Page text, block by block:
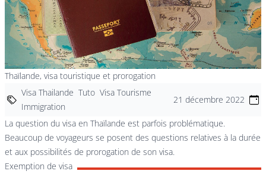
Thaïlande, visa touristique et prorogation
Visa Thailande Tuto Visa Tourisme
Immigration
21 décembre 2022
La question du visa en Thaïlande est parfois problématique.
Beaucoup de voyageurs se posent des questions relatives à la durée
et aux possibilités de prorogation de son visa.
Exemption de visa